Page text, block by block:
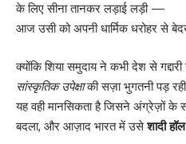
के लिए सीना तानकर लड़ाई लड़ी —
आज उसी को अपनी धार्मिक धरोहर से
क्योंकि शिया समुदाय ने कभी देश से
सांस्कृतिक उपेक्षाकी सज़ा भुगतनी पड़
यह वही मानसिकता है जिसने अंग्रेज़ों
बदला, और आज़ाद भारत में उसेशादी हॉल